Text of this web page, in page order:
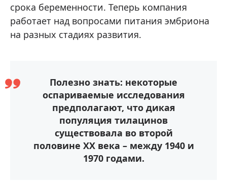
срока беременности. Теперь компания
работает над вопросами питания эмбриона
на разных стадиях развития.
Полезно знать: некоторые
оспариваемые исследования
предполагают, что дикая
популяция тилацинов
существовала во второй
половине XX века – между 1940 и
1970 годами.